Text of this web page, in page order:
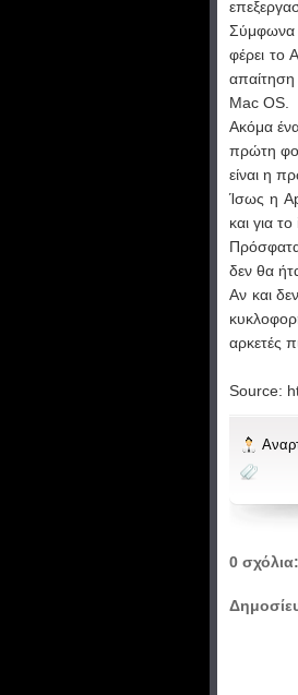
Σύμφωνα
φέρει το
απαίτηση
Mac OS.
Ακόμα
πρώτη
είναι η
Ίσως η
και για το
δεν θα
Αν και
αρκετές
Source:
0 σχόλια: